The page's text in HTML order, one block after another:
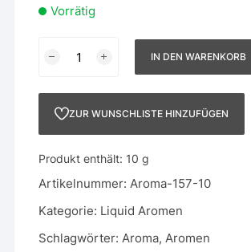
Vorrätig
-
Ethyl
Menge
IN DEN WARENKORB
ZUR WUNSCHLISTE HINZUFÜGEN
Produkt enthält: 10g
Artikelnummer:Aroma-157-10
Kategorie: Liquid Aromen
Schlagwörter:Aroma,Aromen